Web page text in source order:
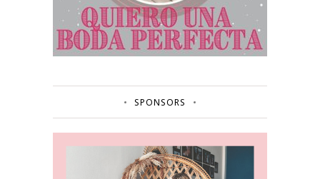
SPONSORS